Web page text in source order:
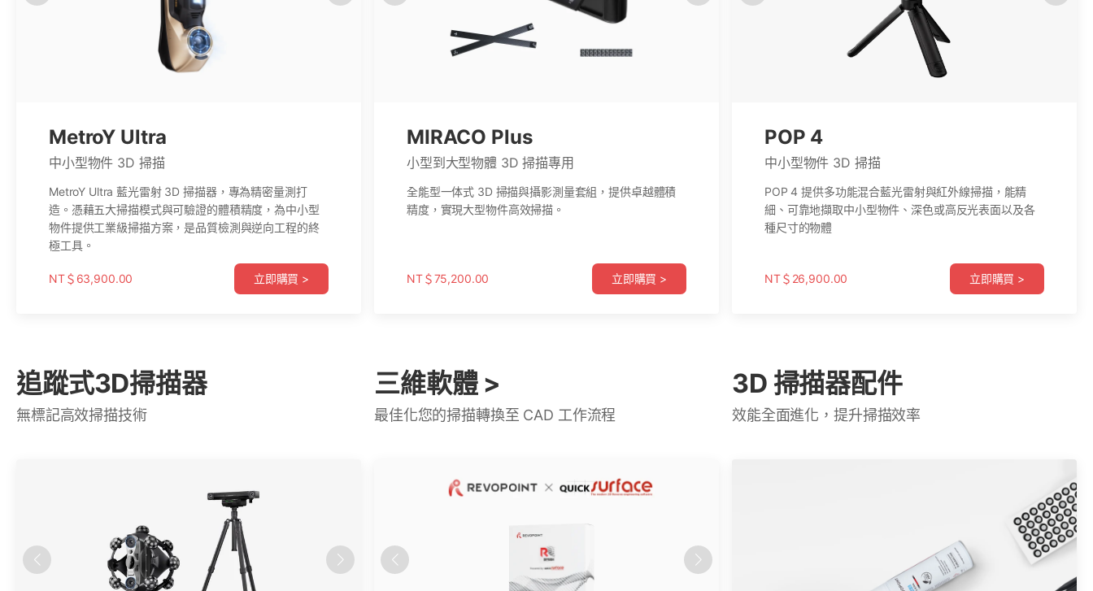
MetroY Ultra
中小型物件 3D 掃描
MetroY Ultra 藍光雷射 3D 掃描器，專為精密量測打
造。憑藉五大掃描模式與可驗證的體積精度，為中小型
物件提供工業級掃描方案，是品質檢測與逆向工程的終
極工具。
NT＄63,900.00 立即購買 >
MetroY & Pro
中小型物件 3D 掃描
MetroY 系列藍光雷射 3D 掃描器，為中小型物件提供專
業級精度。快速、直覺操作，是逆向工程的理想選擇。
NT＄37,900.00 立即購買 >
MetroX系列
中小型物件 3D 掃描
具備工業級量測精度的 3D 雷射掃描器，能精準擷取深
色或反光表面，是逆向工程與工業設計的理想選擇
NT＄29,835.00 立即購買 >
MIRACO Plus
小型到大型物體 3D 掃描專用
全能型一体式 3D 掃描與攝影測量套組，提供卓越體積
精度，實現大型物件高效掃描。
NT＄75,200.00 立即購買 >
MIRACO
小型到大型物體 3D 掃描專用
一體式獨立設計，最佳化全尺寸物件掃描流程，無縫支
援多元 3D 應用領域。
NT＄51,200.00 立即購買 >
POP 4
中小型物件 3D 掃描
POP 4 提供多功能混合藍光雷射與紅外線掃描，能精
細、可靠地擷取中小型物件、深色或高反光表面以及各
種尺寸的物體
NT＄26,900.00 立即購買 >
追蹤式3D掃描器
無標記高效掃描技術
三維軟體 >
最佳化您的掃描轉換至 CAD 工作流程
3D 掃描器配件
效能全面進化，提升掃描效率